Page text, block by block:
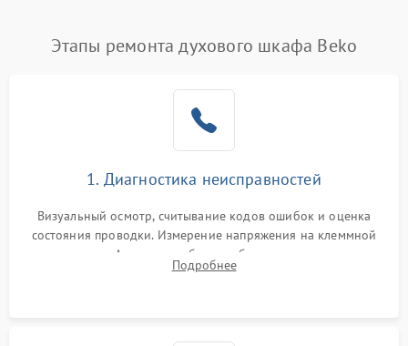
Этапы ремонта духового шкафа Beko
1. Диагностика неисправностей
Визуальный осмотр, считывание кодов ошибок и оценка
состояния проводки. Измерение напряжения на клеммной
колодке. Анализ жалоб на проблемы с нагревом,
конвекцией, панелью управления или блокировкой дверцы.
Подробнее